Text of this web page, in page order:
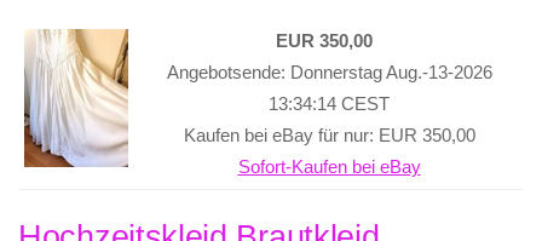
EUR 350,00
Angebotsende: Donnerstag Aug.-13-2026
13:34:14 CEST
Kaufen bei eBay für nur: EUR 350,00
Sofort-Kaufen bei eBay